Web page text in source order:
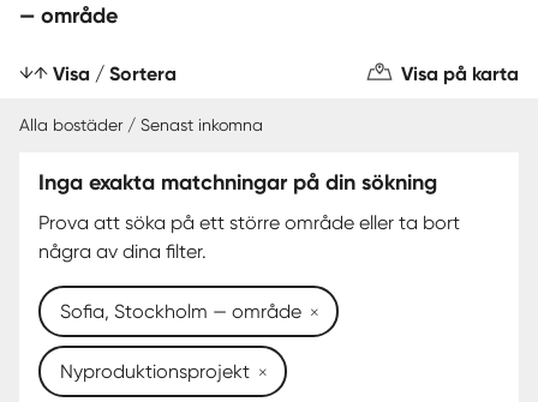
— område
Visa / Sortera Visa på karta
Alla bostäder / Senast inkomna
Inga exakta matchningar på din sökning
Prova att söka på ett större område eller ta bort
några av dina filter.
Sofia, Stockholm — område
Nyproduktionsprojekt